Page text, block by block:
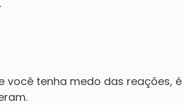
você tenha medo das reações, é